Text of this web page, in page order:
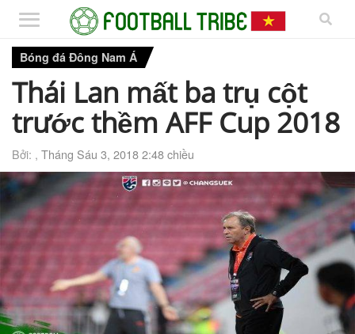
Bóng đá Đông Nam Á
Thái Lan mất ba trụ cột
trước thềm AFF Cup 2018
Bởi: , Tháng Sáu 3, 2018 2:48 chiều